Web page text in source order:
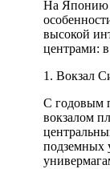
На Японию
высокой
центрами:
1. Вокзал
С годовым
вокзалом
подземных